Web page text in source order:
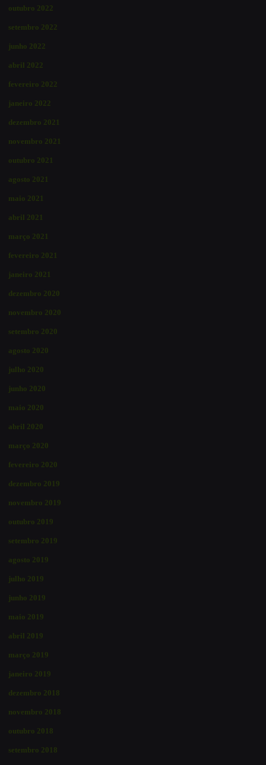
outubro 2022
setembro 2022
junho 2022
abril 2022
fevereiro 2022
janeiro 2022
dezembro 2021
novembro 2021
outubro 2021
agosto 2021
maio 2021
abril 2021
março 2021
fevereiro 2021
janeiro 2021
dezembro 2020
novembro 2020
setembro 2020
agosto 2020
julho 2020
junho 2020
maio 2020
abril 2020
março 2020
fevereiro 2020
dezembro 2019
novembro 2019
outubro 2019
setembro 2019
agosto 2019
julho 2019
junho 2019
maio 2019
abril 2019
março 2019
janeiro 2019
dezembro 2018
novembro 2018
outubro 2018
setembro 2018